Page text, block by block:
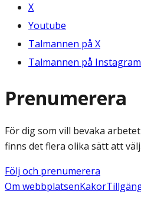
X
Youtube
Talmannen på X
Talmannen på Instagram
Prenumerera
För dig som vill bevaka
finns det flera olika sätt att
Följ och prenumerera
Om webbplatsenKakor